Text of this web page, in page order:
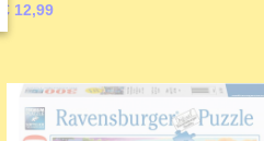
€ 12,99